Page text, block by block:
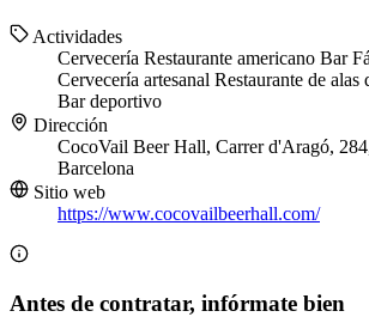
Actividades
Cervecería Restaurante americano Bar
Cervecería artesanal Restaurante de alas
Bar deportivo
Dirección
CocoVail Beer Hall, Carrer d'Aragó,
Barcelona
Sitio web
https://www.cocovailbeerhall.com/
Antes de contratar, infórmate bien